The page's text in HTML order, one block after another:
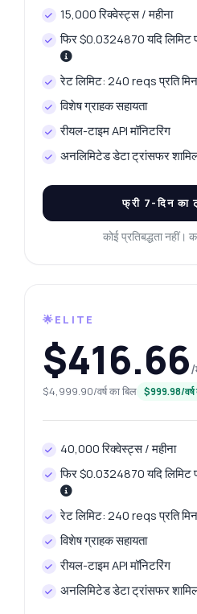
15,000 रिक्वेस्ट्स / महीना
फिर $0.0324870 यदि लिमिट
रेट लिमिट: 240 reqs प्रति
विशेष ग्राहक सहायता
रीयल-टाइम API मॉनिटरिंग
अनलिमिटेड डेटा ट्रांसफर
फ्री 7-दिन का
कोई प्रतिबद्धता
🌟ELITE
$416.66/
$4,999.90/वर्ष का बिल $999.98/वर्ष
40,000 रिक्वेस्ट्स / महीना
फिर $0.0324870 यदि लिमिट
रेट लिमिट: 240 reqs प्रति
विशेष ग्राहक सहायता
रीयल-टाइम API मॉनिटरिंग
अनलिमिटेड डेटा ट्रांसफर